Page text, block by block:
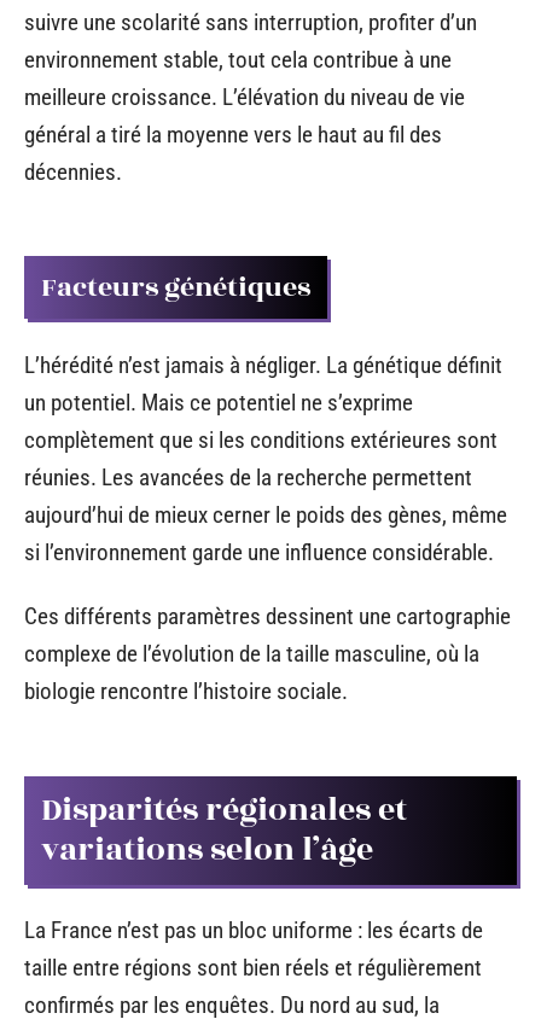
suivre une scolarité sans interruption, profiter d’un
environnement stable, tout cela contribue à une
meilleure croissance. L’élévation du niveau de vie
général a tiré la moyenne vers le haut au fil des
décennies.
Facteurs génétiques
L’hérédité n’est jamais à négliger. La génétique définit
un potentiel. Mais ce potentiel ne s’exprime
complètement que si les conditions extérieures sont
réunies. Les avancées de la recherche permettent
aujourd’hui de mieux cerner le poids des gènes, même
si l’environnement garde une influence considérable.
Ces différents paramètres dessinent une cartographie
complexe de l’évolution de la taille masculine, où la
biologie rencontre l’histoire sociale.
Disparités régionales et
variations selon l’âge
La France n’est pas un bloc uniforme : les écarts de
taille entre régions sont bien réels et régulièrement
confirmés par les enquêtes. Du nord au sud, la